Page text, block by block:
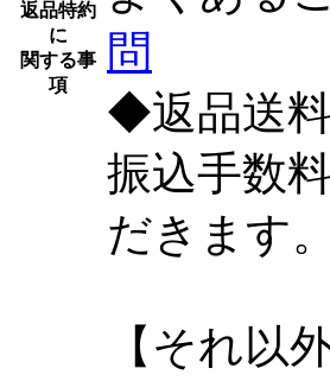
返品特約
に
関する事
項
問
◆返品送料
振込手数
だきます。
【それ以